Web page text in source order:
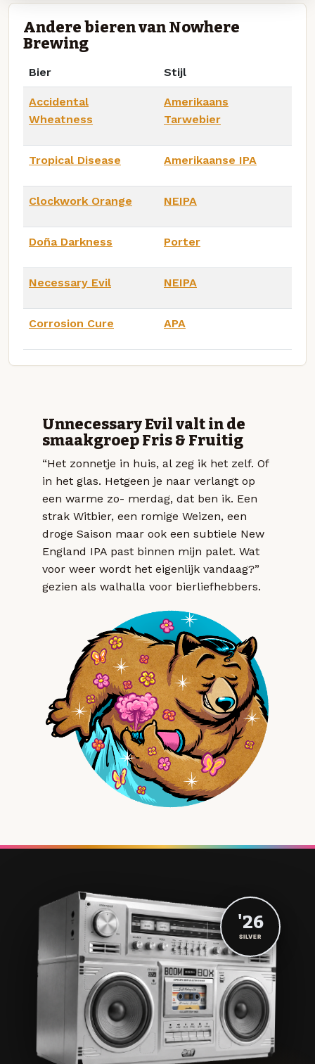
Andere bieren van Nowhere
Brewing
Bier Stijl
Accidental
Wheatness
Amerikaans
Tarwebier
Tropical Disease Amerikaanse IPA
Clockwork Orange NEIPA
Doña Darkness Porter
Necessary Evil NEIPA
Corrosion Cure APA
Unnecessary Evil valt in de
smaakgroep Fris & Fruitig
“Het zonnetje in huis, al zeg ik het zelf. Of
in het glas. Hetgeen je naar verlangt op
een warme zo- merdag, dat ben ik. Een
strak Witbier, een romige Weizen, een
droge Saison maar ook een subtiele New
England IPA past binnen mijn palet. Wat
voor weer wordt het eigenlijk vandaag?”
gezien als walhalla voor bierliefhebbers.
'26
SILVER